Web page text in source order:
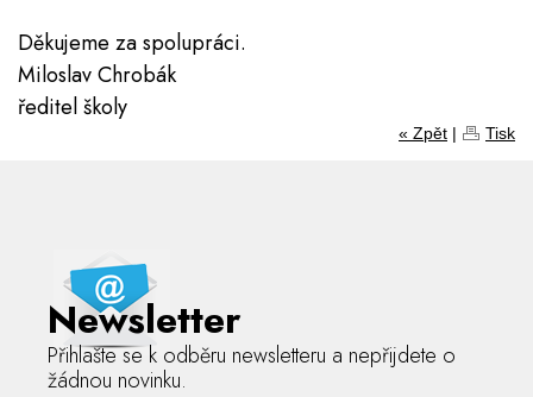
Děkujeme za spolupráci.
Miloslav Chrobák
ředitel školy
« Zpět | Tisk
Newsletter
Přihlašte se k odběru newsletteru a nepřijdete o
žádnou novinku.